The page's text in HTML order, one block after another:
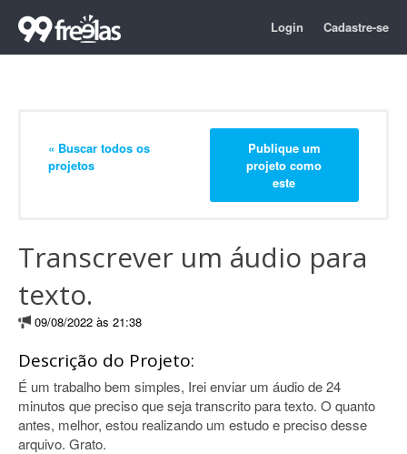
Login Cadastre-se
« Buscar todos os
projetos
Publique um
projeto como
este
Transcrever um áudio para
texto.
09/08/2022 às 21:38
Descrição do Projeto:
É um trabalho bem simples, Irei enviar um áudio de 24
minutos que preciso que seja transcrito para texto. O quanto
antes, melhor, estou realizando um estudo e preciso desse
arquivo. Grato.